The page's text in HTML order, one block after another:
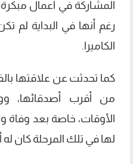
المشاركة في أعمال
رغم أنها في البداية لم
الكاميرا.
كما تحدثت عن علاقتها
من أقرب أصدقائها،
الأوقات، خاصة بعد وفاة
لها في تلك المرحلة كان له